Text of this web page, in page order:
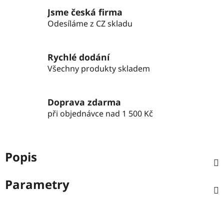
Jsme česká firma
Odesíláme z CZ skladu
Rychlé dodání
Všechny produkty skladem
Doprava zdarma
při objednávce nad 1 500 Kč
Popis
Parametry